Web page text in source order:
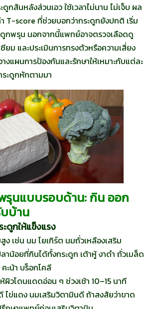
ดูกสันหลังส่วนเอว ใช้เวลาไม่นาน ไม่เจ็บ ผล
T-score ที่ช่วยบอกว่ากระดูกยังปกติ เริ่ม
ดูกพรุน นอกจากนี้แพทย์อาจตรวจเลือดดู
ยม และประเมินการทรงตัวหรือความเสี่ยง
งแผนการป้องกันและรักษาให้เหมาะกับแต่ละ
ระดูกหักตามมา
รุนแบบรอบด้าน: กิน ออก
บ้าน
ะดูกให้แข็งแรง
ง เช่น นม โยเกิร์ต นมถั่วเหลืองเสริม
าน้อยที่กินได้ทั้งกระดูก เต้าหู้ งาดำ ถั่วเมล็ด
ะน้า บร็อกโคลี
ผิวโดนแดดอ่อน ๆ ช่วงเช้า 10–15 นาที
ไข่แดง นมเสริมวิตามินดี ถ้าสงสัยว่าขาด